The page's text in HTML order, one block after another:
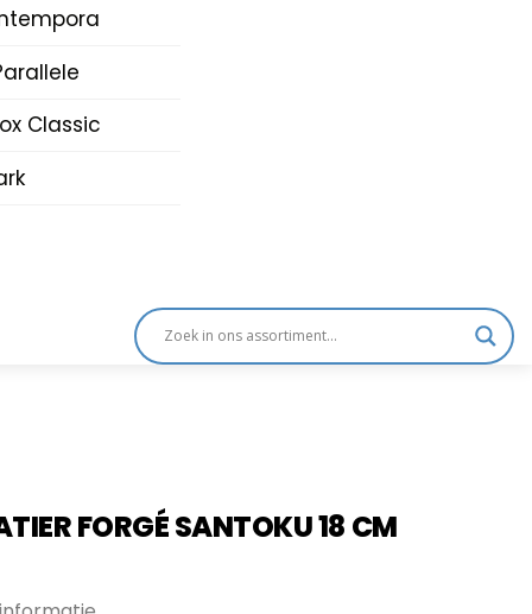
Classic
FORGÉ SANTOKU 18 CM